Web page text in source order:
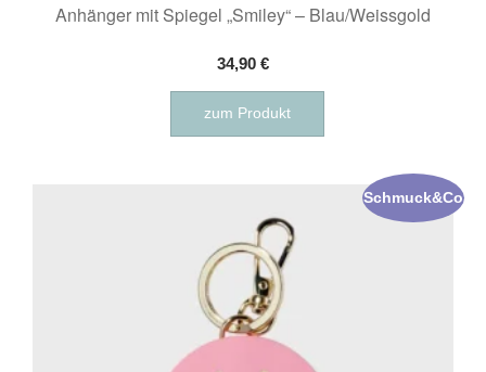
Anhänger mit Spiegel „Smiley“ – Blau/Weissgold
34,90 €
zum Produkt
Schmuck&Co